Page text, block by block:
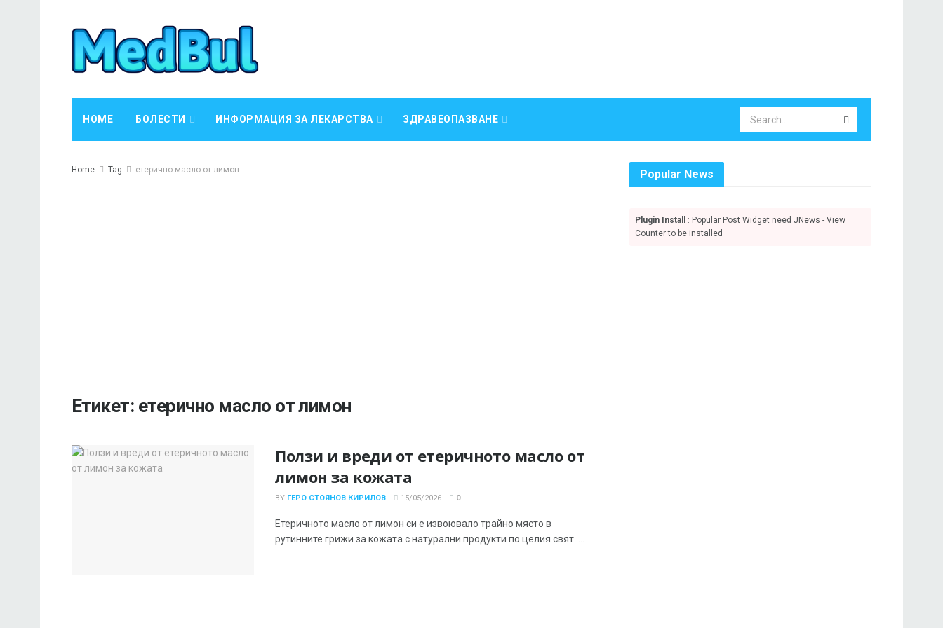
HOME БОЛЕСТИ ИНФОРМАЦИЯ ЗА ЛЕКАРСТВА ЗДРАВЕОПАЗВАНЕ
Home Tag етерично масло от лимон
Етикет: етерично масло от лимон
Ползи и вреди от етеричното масло от
лимон за кожата
BY ГЕРО СТОЯНОВ КИРИЛОВ 15/05/2026 0
Етеричното масло от лимон си е извоювало трайно място в
рутинните грижи за кожата с натурални продукти по целия свят. ...
Popular News
Plugin Install
: Popular Post Widget need JNews - View
Counter to be installed